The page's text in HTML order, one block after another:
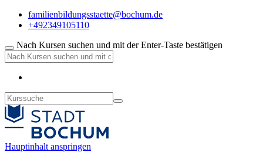
familienbildungsstaette@bochum.de
+492349105110
Nach Kursen suchen und mit der Enter-Taste bestätigen
Hauptinhalt anspringen